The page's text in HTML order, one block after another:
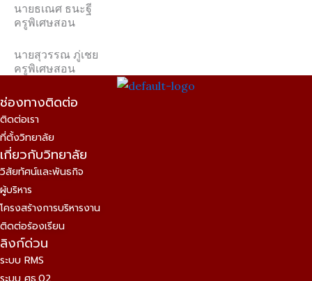
นายธเณศ ธนะฐี
ครูพิเศษสอน
นายสุวรรณ ภู่เชย
ครูพิเศษสอน
ช่องทางติดต่อ
ติดต่อเรา
ที่ตั้งวิทยาลัย
เกี่ยวกับวิทยาลัย
วิสัยทัศน์และพันธกิจ
ผู้บริหาร
โครงสร้างการบริหารงาน
ติดต่อร้องเรียน
ลิงก์ด่วน
ระบบ RMS